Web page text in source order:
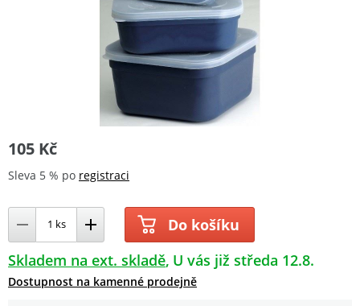
105 Kč
Sleva 5 % po registraci
Do košíku
Skladem na ext. skladě U vás již středa 12.8.
Dostupnost na kamenné prodejně